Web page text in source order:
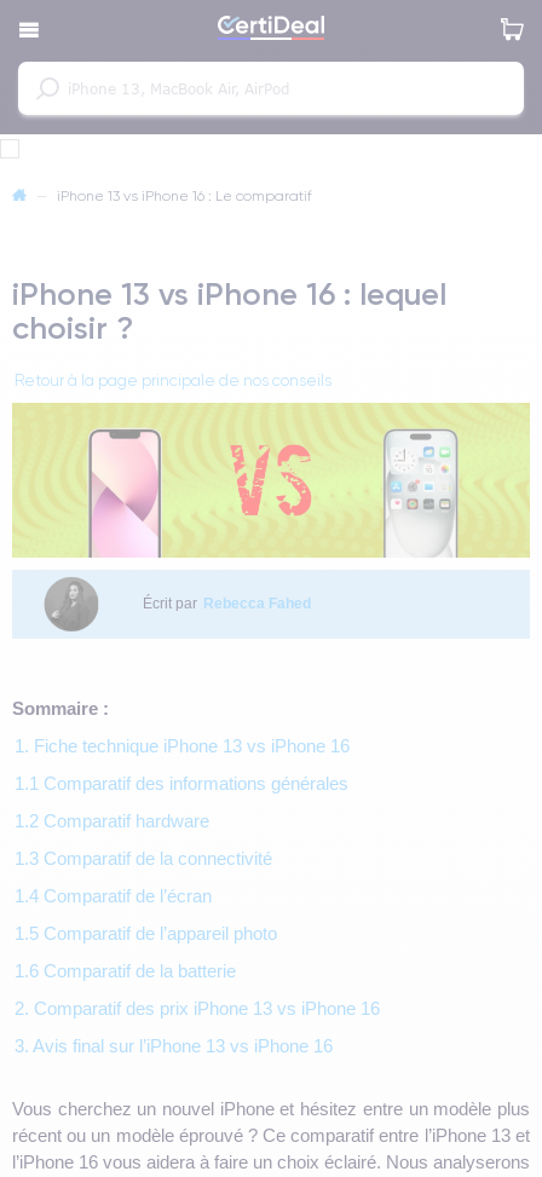
— iPhone 13 vs iPhone 16 : Le comparatif
iPhone 13 vs iPhone 16 : lequel
choisir ?
Retour à la page principale de nos conseils
Écrit par Rebecca Fahed
Sommaire :
1. Fiche technique iPhone 13 vs iPhone 16
1.1 Comparatif des informations générales
1.2 Comparatif hardware
1.3 Comparatif de la connectivité
1.4 Comparatif de l’écran
1.5 Comparatif de l’appareil photo
1.6 Comparatif de la batterie
2. Comparatif des prix iPhone 13 vs iPhone 16
3. Avis final sur l’iPhone 13 vs iPhone 16
Vous cherchez un nouvel iPhone et hésitez entre un modèle plus
récent ou un modèle éprouvé ? Ce comparatif entre l’iPhone 13 et
l’iPhone 16 vous aidera à faire un choix éclairé. Nous analyserons